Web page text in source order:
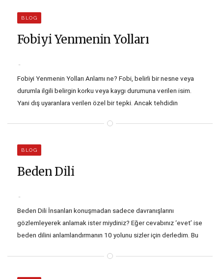
BLOG
Fobiyi Yenmenin Yolları
Fobiyi Yenmenin Yolları Anlamı ne? Fobi, belirli bir nesne veya
durumla ilgili belirgin korku veya kaygı durumuna verilen isim.
Yani dış uyaranlara verilen özel bir tepki. Ancak tehdidin
saldırgan bir köpekten korkmanız normal. Çünkü hayatınız
BLOG
Beden Dili
Beden Dili İnsanları konuşmadan sadece davranışlarını
gözlemleyerek anlamak ister miydiniz? Eğer cevabınız ‘evet’ ise
beden dilini anlamlandırmanın 10 yolunu sizler için derledim. Bu
davranışlarını fark edebilir size hiçbir şey söylemeseler bile ne